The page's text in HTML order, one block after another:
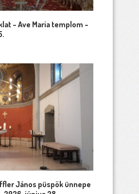
– Ave Maria templom –
János püspök ünnepe